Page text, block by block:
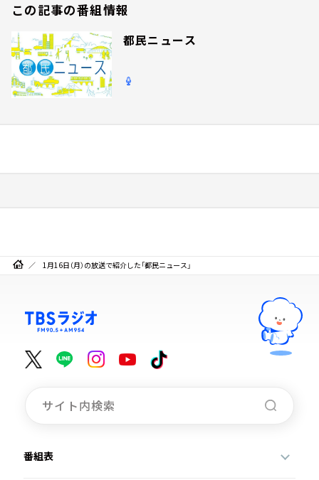
この記事の番組情報
都民ニュース
1月16日（月）の放送で紹介した「都民ニュース」
番組表